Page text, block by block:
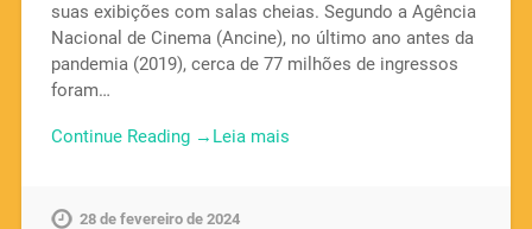
suas exibições com salas cheias. Segundo a Agência
Nacional de Cinema (Ancine), no último ano antes da
pandemia (2019), cerca de 77 milhões de ingressos
foram…
Continue Reading →
28 de fevereiro de 2024